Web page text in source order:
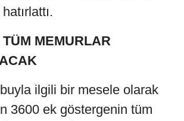
MEMURLAR
ilgili bir mesele olarak
3600 ek göstergenin tüm